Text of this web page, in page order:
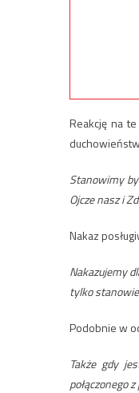
Reakcję na
Stanowimy
Ojcze nasz i
Nakaz
Nakazujemy
tylko
Podobnie w
Także gdy
połączonego